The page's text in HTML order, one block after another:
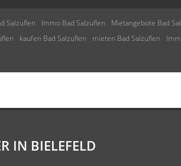
Salzuflen Immo Bad Salzuflen Mietangebote Bad
kaufen Bad Salzuflen mieten Bad Salzuflen
IN BIELEFELD